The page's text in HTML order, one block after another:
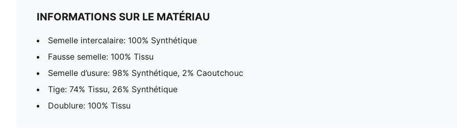
INFORMATIONS SUR LE MATÉRIAU
Semelle intercalaire: 100% Synthétique
Fausse semelle: 100% Tissu
Semelle d’usure: 98% Synthétique, 2% Caoutchouc
Tige: 74% Tissu, 26% Synthétique
Doublure: 100% Tissu